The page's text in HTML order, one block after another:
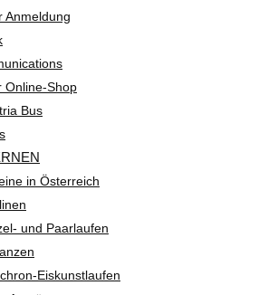
Anmeldung
Online-Shop
Bus
in Österreich
und Paarlaufen
Eiskunstlaufen